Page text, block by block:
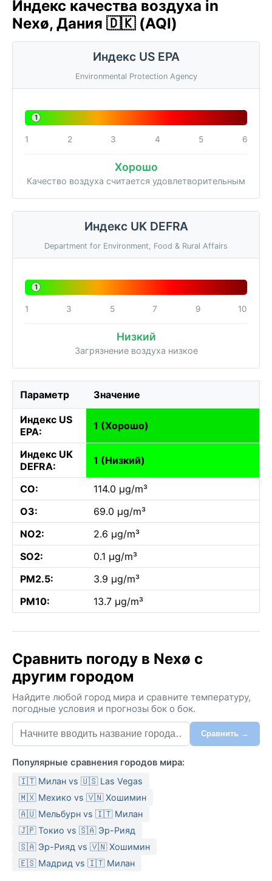
Индекс качества воздуха in
Nexø, Дания 🇩🇰 (AQI)
Индекс US EPA
Environmental Protection Agency
1
1 2 3 4 5 6
Хорошо
Качество воздуха считается удовлетворительным
Индекс UK DEFRA
Department for Environment, Food & Rural Affairs
1
1 3 5 7 9 10
Низкий
Загрязнение воздуха низкое
Параметр Значение
Индекс US
EPA:
1 (Хорошо)
Индекс UK
DEFRA:
1 (Низкий)
CO:
114.0 µg/m³
O3:
69.0 µg/m³
NO2:
2.6 µg/m³
SO2:
0.1 µg/m³
PM2.5:
3.9 µg/m³
PM10:
13.7 µg/m³
Сравнить погоду в Nexø с
другим городом
Найдите любой город мира и сравните температуру,
погодные условия и прогнозы бок о бок.
Сравнить →
Популярные сравнения городов мира:
🇮🇹 Милан vs 🇺🇸 Las Vegas
🇲🇽 Мехико vs 🇻🇳 Хошимин
🇦🇺 Мельбурн vs 🇮🇹 Милан
🇯🇵 Токио vs 🇸🇦 Эр-Рияд
🇸🇦 Эр-Рияд vs 🇻🇳 Хошимин
🇪🇸 Мадрид vs 🇮🇹 Милан